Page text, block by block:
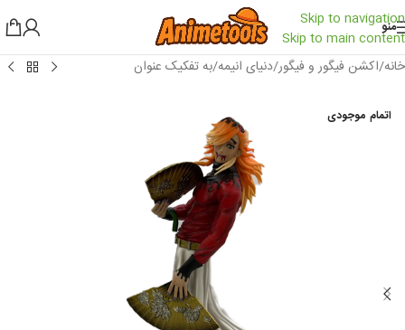
Skip to navigation
Skip to main content
منو
خانه/اکشن فیگور و فیگور/دنیای انیمه/به تفکیک عنوان
اتمام موجودی